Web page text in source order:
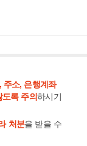
주소, 은행계좌
도록 주의하시기
처분을 받을 수